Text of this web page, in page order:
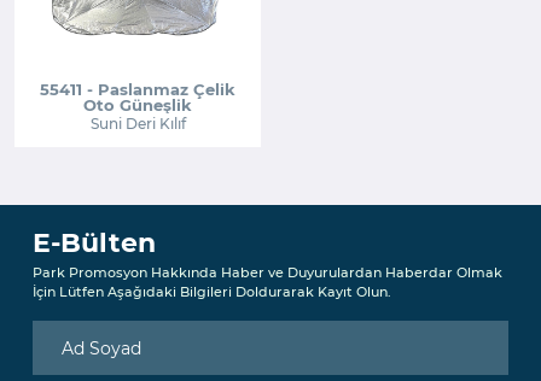
55411 - Paslanmaz Çelik
Oto Güneşlik
Suni Deri Kılıf
E-Bülten
Park Promosyon Hakkında Haber ve Duyurulardan Haberdar Olmak
İçin Lütfen Aşağıdaki Bilgileri Doldurarak Kayıt Olun.